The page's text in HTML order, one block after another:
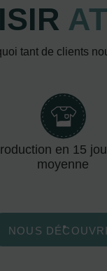
tant de clients
en 15
moyenne
NOUS